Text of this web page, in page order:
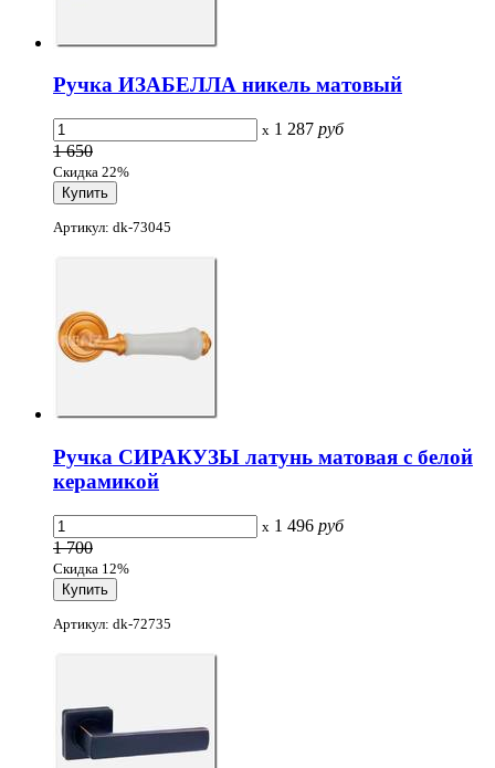
Ручка ИЗАБЕЛЛА никель матовый
x 1 287 руб
1 650
Скидка 22%
Артикул: dk-73045
Ручка СИРАКУЗЫ латунь матовая с белой
керамикой
x 1 496 руб
1 700
Скидка 12%
Артикул: dk-72735